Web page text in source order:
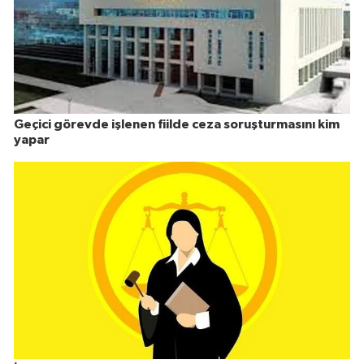
Geçici görevde işlenen fiilde ceza soruşturmasını kim
yapar